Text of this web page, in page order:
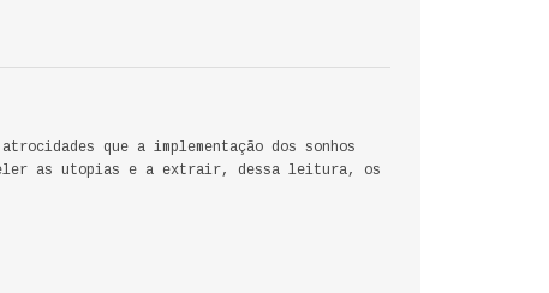
que a implementação dos sonhos
reler as utopias e a extrair, dessa leitura, os